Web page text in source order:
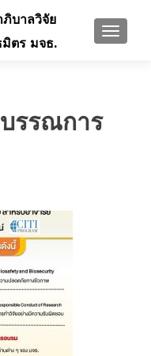
บาลวิจัย
ตร มจธ.
รรณการ